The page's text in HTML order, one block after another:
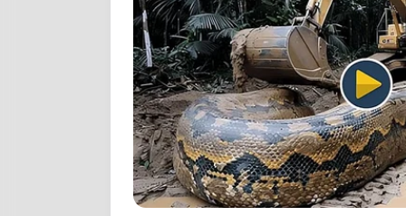
όσο και
«Όλα τα ποσά
βασική
Η υπόθεση
αρχών κατά
των